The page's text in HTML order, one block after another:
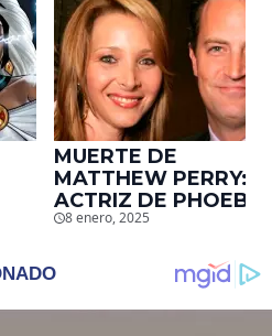
MUERTE DE
MATTHEW PERRY:
ACTRIZ DE PHOEBE,
EN ‘FRIENDS’,
EMOTIVO MENSAJE
QUE EL ACTOR LE
DEJÓ
8 enero, 2025